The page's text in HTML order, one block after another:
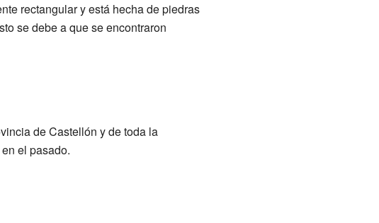
rectangular y está hecha de piedras
se debe a que se encontraron
de Castellón y de toda la
el pasado.